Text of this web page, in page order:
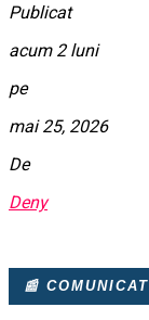
Publicat
acum 2 luni
pe
mai 25, 2026
De
Deny
📰